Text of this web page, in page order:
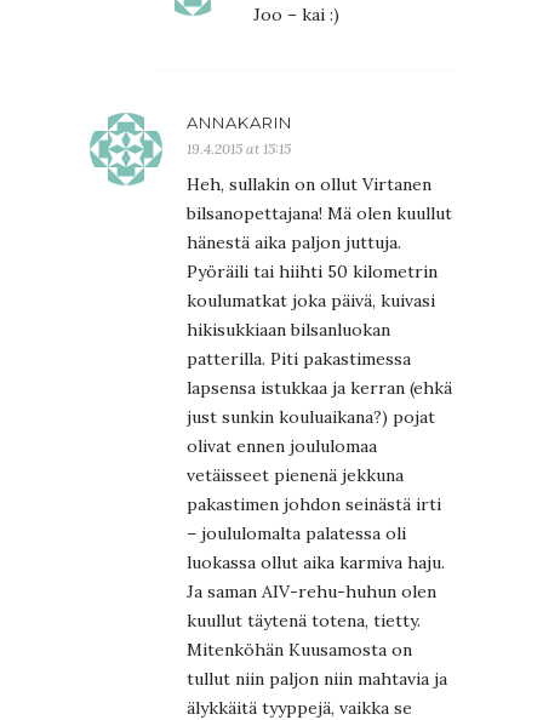
Joo – kai :)
ANNAKARIN
19.4.2015 at 15:15
Heh, sullakin on ollut Virtanen
bilsanopettajana! Mä olen kuullut
hänestä aika paljon juttuja.
Pyöräili tai hiihti 50 kilometrin
koulumatkat joka päivä, kuivasi
hikisukkiaan bilsanluokan
patterilla. Piti pakastimessa
lapsensa istukkaa ja kerran (ehkä
just sunkin kouluaikana?) pojat
olivat ennen joululomaa
vetäisseet pienenä jekkuna
pakastimen johdon seinästä irti
– joululomalta palatessa oli
luokassa ollut aika karmiva haju.
Ja saman AIV-rehu-huhun olen
kuullut täytenä totena, tietty.
Mitenköhän Kuusamosta on
tullut niin paljon niin mahtavia ja
älykkäitä tyyppejä, vaikka se